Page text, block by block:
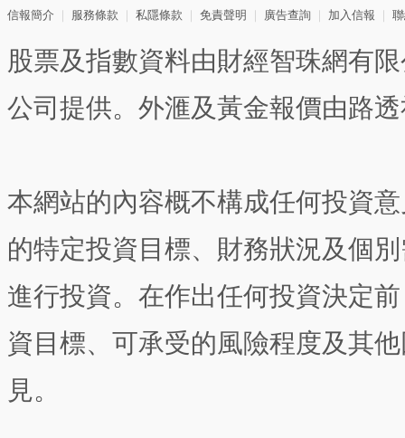
信報簡介 服務條款 私隱條款 免責聲明 廣告查詢 加入信報
股票及指數資料由財經智珠網有
公司提供。外滙及黃金報價由路
本網站的內容概不構成任何投資
的特定投資目標、財務狀況及個
進行投資。在作出任何投資決定
資目標、可承受的風險程度及其
見。